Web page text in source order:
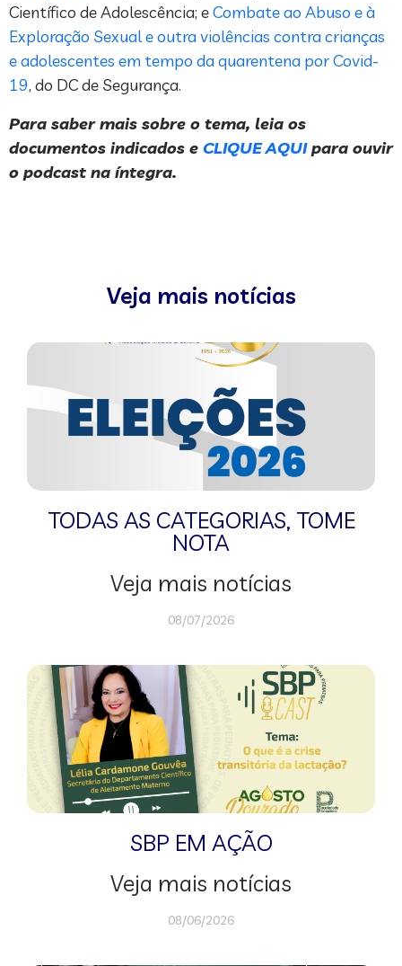
Científico de Adolescência; eCombate ao Abuso e à
Exploração Sexual e outra violências contra crianças
e adolescentes em tempo da quarentena por Covid-
19, do DC de Segurança.
Para saber mais sobre o tema, leia os
documentos indicados e CLIQUE AQUIpara ouvir
o podcast na íntegra.
Veja mais notícias
TODAS AS CATEGORIAS, TOME
NOTA
Veja mais notícias
08/07/2026
SBP EM AÇÃO
Veja mais notícias
08/06/2026